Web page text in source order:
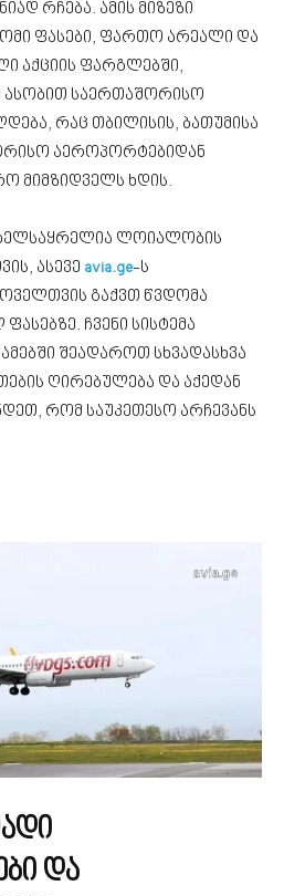
რჩება. ამის მიზეზი
ფასები, ფართო არეალი და
აქციის ფარგლებში,
ასობით საერთაშორისო
რაც თბილისის, ბათუმისა
აეროპორტებიდან
მიმზიდველს ხდის.
ხელსაყრელია ლოიალობის
ასევე avia.ge-ს
გაქვთ წვდომა
ჩვენი სისტემა
შეადაროთ სხვადასხვა
ღირებულება და აქედან
რომ საუკეთესო არჩევანს
და